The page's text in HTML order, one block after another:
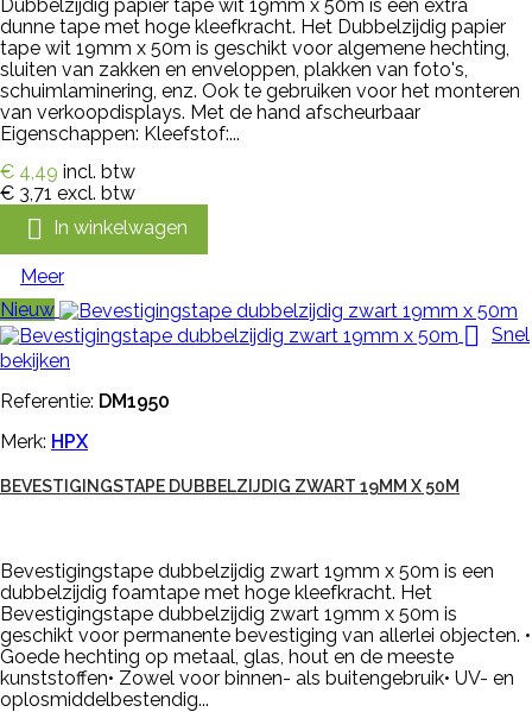
Dubbelzijdig papier tape wit 19mm x 50m is een extra
dunne tape met hoge kleefkracht. Het Dubbelzijdig papier
tape wit 19mm x 50m is geschikt voor algemene hechting,
sluiten van zakken en enveloppen, plakken van foto's,
schuimlaminering, enz. Ook te gebruiken voor het monteren
van verkoopdisplays. Met de hand afscheurbaar
Eigenschappen: Kleefstof:...
€ 4,49 incl. btw
€ 3,71 excl. btw
 In winkelwagen
Meer
Nieuw
 Snel
bekijken
Referentie: DM1950
Merk: HPX
BEVESTIGINGSTAPE DUBBELZIJDIG ZWART 19MM X 50M
Bevestigingstape dubbelzijdig zwart 19mm x 50m is een
dubbelzijdig foamtape met hoge kleefkracht. Het
Bevestigingstape dubbelzijdig zwart 19mm x 50m is
geschikt voor permanente bevestiging van allerlei objecten. •
Goede hechting op metaal, glas, hout en de meeste
kunststoffen• Zowel voor binnen- als buitengebruik• UV- en
oplosmiddelbestendig...